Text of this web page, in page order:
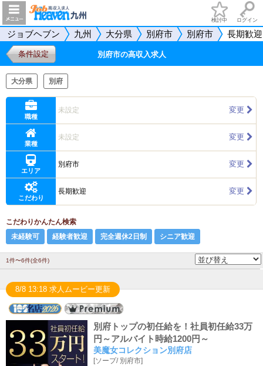
検討中 ログイン
ジョブヘブン 九州 大分県 別府市 別府市 長期歓迎
条件設定 別府市の高収入求人
大分県 別府
職種
未設定 変更
業種
未設定 変更
エリア
別府市 変更
こだわり
長期歓迎 変更
こだわりかんたん検索
未経験可
経験者歓迎 完全週休2日制 シニア歓迎
1件〜6件(全6件)
8/8 13:18 求人ムービー更新
別府トップの初任給を！社員初任給33万
円～アルバイト時給1200円～
美魔女コレクション別府店
[ソープ/ 別府市]